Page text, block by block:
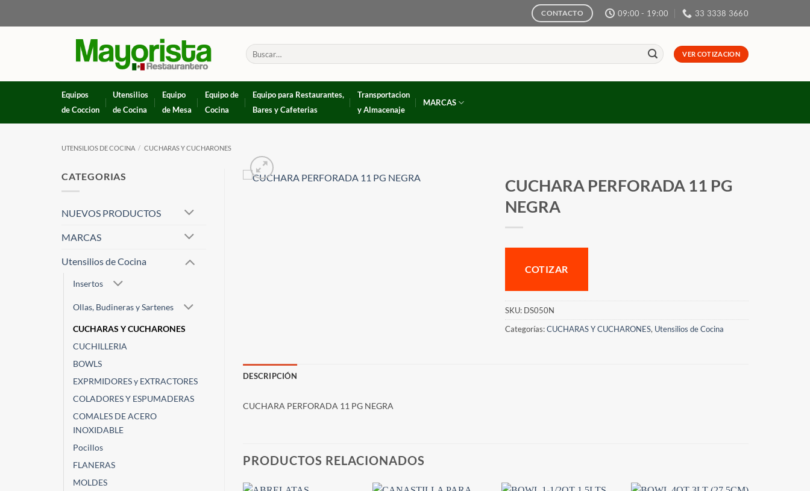
CONTACTO 09:00 - 19:00 33 3338 3660
Buscar
por:
VER COTIZACION
Equipos
de Coccion
Utensilios
de Cocina
Equipo
de Mesa
Equipo de
Cocina
Equipo para Restaurantes,
Bares y Cafeterias
Transportacion
y Almacenaje
MARCAS
UTENSILIOS DE COCINA / CUCHARAS Y CUCHARONES
CATEGORIAS
NUEVOS PRODUCTOS
MARCAS
Utensilios de Cocina
Insertos
Ollas, Budineras y Sartenes
CUCHARAS Y CUCHARONES
CUCHILLERIA
BOWLS
EXPRMIDORES y EXTRACTORES
COLADORES Y ESPUMADERAS
COMALES DE ACERO
INOXIDABLE
Pocillos
FLANERAS
MOLDES
CUCHARA PERFORADA 11 PG
NEGRA
COTIZAR
SKU: DS050N
Categorías:CUCHARAS Y CUCHARONES, Utensilios de Cocina
DESCRIPCIÓN
CUCHARA PERFORADA 11 PG NEGRA
PRODUCTOS RELACIONADOS